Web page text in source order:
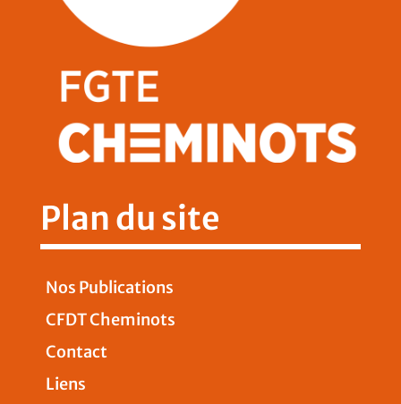
Plan du site
Nos Publications
CFDT Cheminots
Contact
Liens